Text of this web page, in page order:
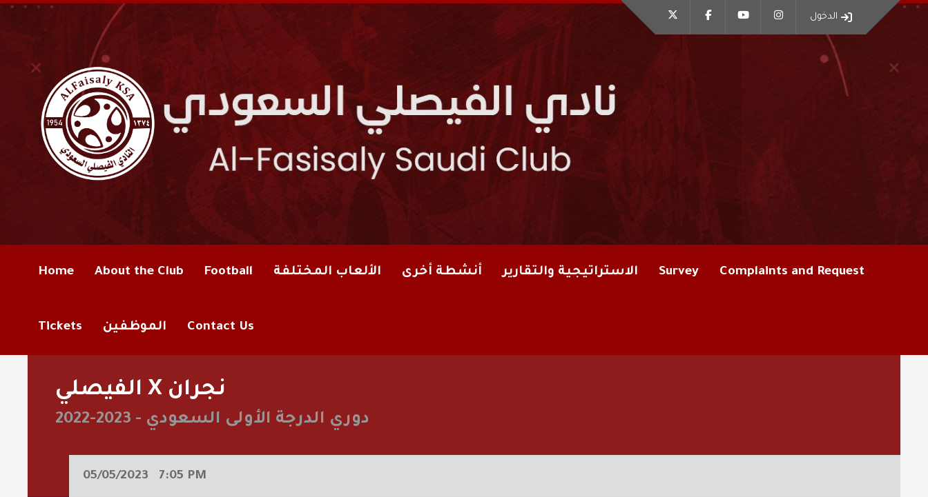
الدخول
Home About the Club Football الألعاب المختلفة أنشطة أخرى الاستراتيجية والتقارير Survey Complaints and Request
Tickets الموظفين Contact Us
الفيصلي X نجران
2022-2023 - دوري الدرجة الأولى السعودي
05/05/2023 7:05 PM